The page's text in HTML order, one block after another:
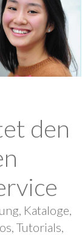
den
Kataloge,
Tutorials,